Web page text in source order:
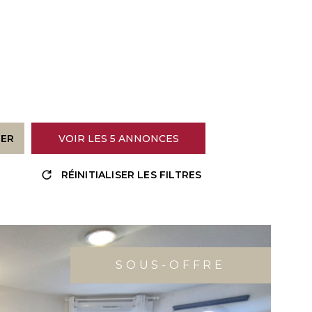
VOIR LES 5 ANNONCES
RÉINITIALISER LES FILTRES
Trier par Les plus récentes
SOUS-OFFRE